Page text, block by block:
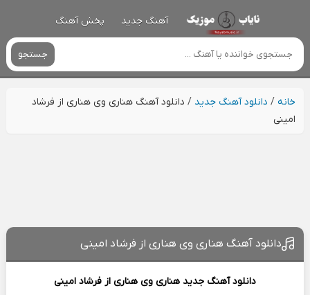
آهنگ جدید پخش آهنگ
جستجو
خانه/ دانلود آهنگ جدید / دانلود آهنگ هناری وی هناری از فرشاد
امینی
دانلود آهنگ هناری وی هناری از فرشاد امینی
دانلود آهنگ جدید هناری وی هناری از فرشاد امینی